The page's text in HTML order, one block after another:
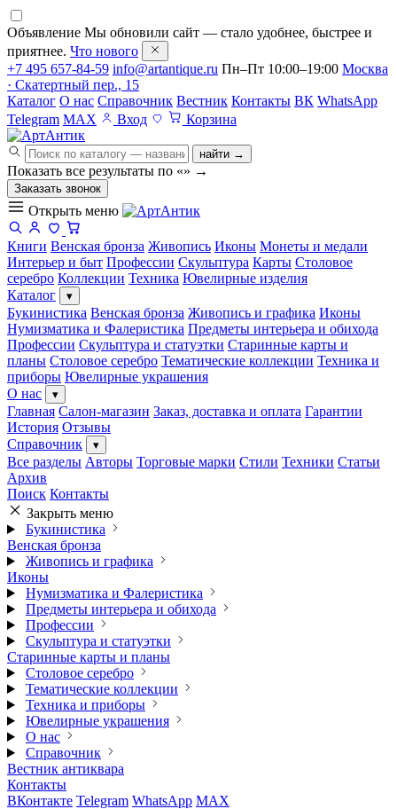
Объявление Мы обновили сайт — стало удобнее, быстрее и
приятнее. Что нового
+7 495 657-84-59 info@artantique.ru Пн–Пт 10:00–19:00 Москва
· Скатертный пер., 15
Каталог О нас Справочник Вестник Контакты ВК WhatsApp
Telegram MAX Вход Корзина
найти →
Показать все результаты по «» →
Заказать звонок
Открыть меню
Книги Венская бронза Живопись Иконы Монеты и медали
Интерьер и быт Профессии Скульптура Карты Столовое
серебро Коллекции Техника Ювелирные изделия
Каталог
▾
Букинистика Венская бронза Живопись и графика Иконы
Нумизматика и Фалеристика Предметы интерьера и обихода
Профессии Скульптура и статуэтки Старинные карты и
планы Столовое серебро Тематические коллекции Техника и
приборы Ювелирные украшения
О нас
▾
Главная Салон-магазин Заказ, доставка и оплата Гарантии
История Отзывы
Справочник
▾
Все разделы Авторы Торговые марки Стили Техники Статьи
Архив
Поиск Контакты
Закрыть меню
Букинистика
Венская бронза
Живопись и графика
Иконы
Нумизматика и Фалеристика
Предметы интерьера и обихода
Профессии
Скульптура и статуэтки
Старинные карты и планы
Столовое серебро
Тематические коллекции
Техника и приборы
Ювелирные украшения
О нас
Справочник
Вестник антиквара
Контакты
ВКонтакте Telegram WhatsApp MAX